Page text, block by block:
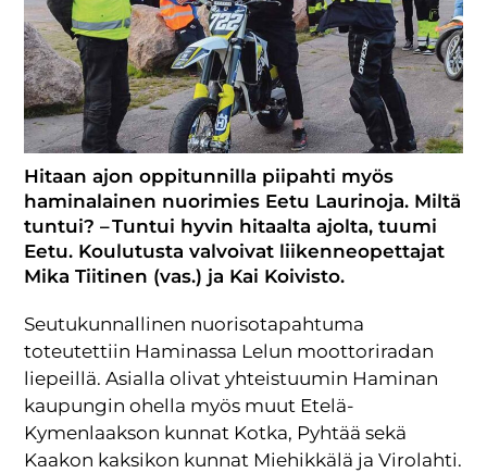
Hitaan ajon oppitunnilla piipahti myös
haminalainen nuorimies Eetu Laurinoja. Miltä
tuntui? – Tuntui hyvin hitaalta ajolta, tuumi
Eetu. Koulutusta valvoivat liikenneopettajat
Mika Tiitinen (vas.) ja Kai Koivisto.
Seutukunnallinen nuorisotapahtuma
toteutettiin Haminassa Lelun moottoriradan
liepeillä. Asialla olivat yhteistuumin Haminan
kaupungin ohella myös muut Etelä-
Kymenlaakson kunnat Kotka, Pyhtää sekä
Kaakon kaksikon kunnat Miehikkälä ja Virolahti.